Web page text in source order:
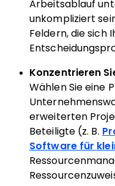
Arbeitsablauf
unkompliziert
Feldern, die sich
Konzentrieren
Wählen Sie eine
erweiterten
Beteiligte (z. B.
Software für